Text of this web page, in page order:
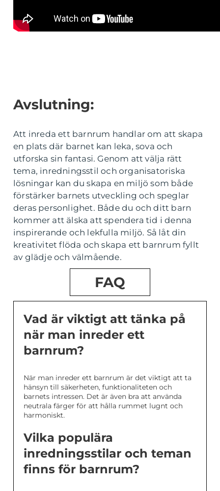
Avslutning:
Att inreda ett barnrum handlar om att skapa
en plats där barnet kan leka, sova och
utforska sin fantasi. Genom att välja rätt
tema, inredningsstil och organisatoriska
lösningar kan du skapa en miljö som både
förstärker barnets utveckling och speglar
deras personlighet. Både du och ditt barn
kommer att älska att spendera tid i denna
inspirerande och lekfulla miljö. Så låt din
kreativitet flöda och skapa ett barnrum fyllt
av glädje och välmående.
FAQ
Vad är viktigt att tänka på
när man inreder ett
barnrum?
När man inreder ett barnrum är det viktigt att ta
hänsyn till säkerheten, funktionaliteten och
barnets intressen. Det är även bra att använda
neutrala färger för att hålla rummet lugnt och
harmoniskt.
Vilka populära
inredningsstilar och teman
finns för barnrum?